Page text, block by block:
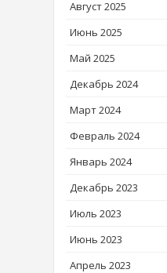
Август 2025
Июнь 2025
Май 2025
Декабрь 2024
Март 2024
Февраль 2024
Январь 2024
Декабрь 2023
Июль 2023
Июнь 2023
Апрель 2023